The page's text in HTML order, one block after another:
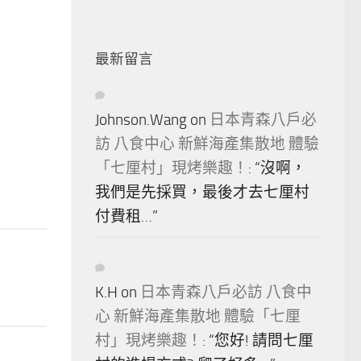
最新留言
Johnson.Wang on 日本青森八戶必
訪 八食中心 新鮮海產集散地 體驗
「七厘村」現烤樂趣！ : “沒啊，
我們是先採買，最後才去七厘村
付費租…”
K.H on 日本青森八戶必訪 八食中
心 新鮮海產集散地 體驗「七厘
村」現烤樂趣！ : “您好! 請問七厘